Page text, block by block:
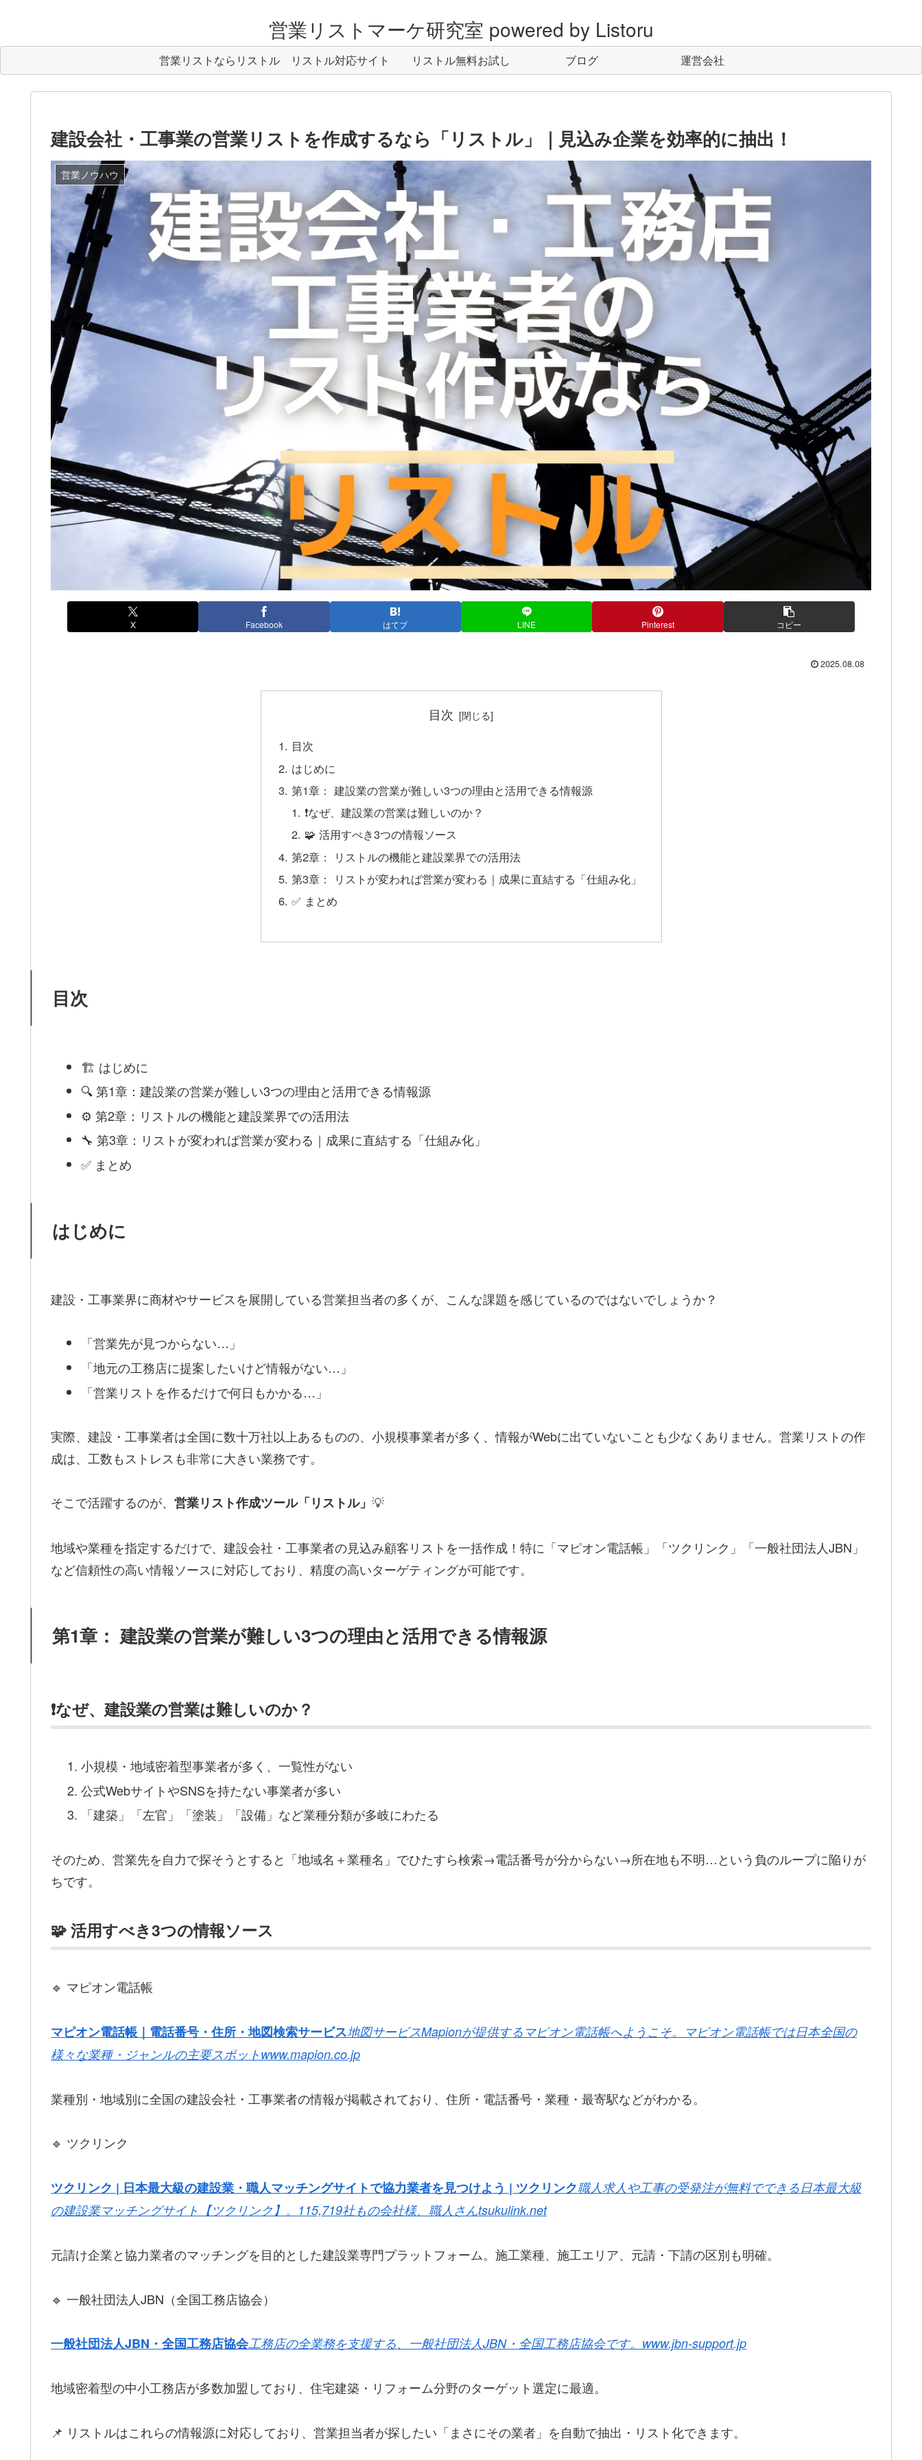
営業リストマーケ研究室 powered by Listoru
営業リストならリストル リストル対応サイト リストル無料お試し ブログ 運営会社
建設会社・工事業の営業リストを作成するなら「リストル」｜見込み企業を効率的に抽出！
営業ノウハウ
X Facebook はてブ LINE Pinterest コピー
2025.08.08
目次
目次
はじめに
第1章： 建設業の営業が難しい3つの理由と活用できる情報源
❗なぜ、建設業の営業は難しいのか？
🧩 活用すべき3つの情報ソース
第2章： リストルの機能と建設業界での活用法
第3章： リストが変われば営業が変わる｜成果に直結する「仕組み化」
✅ まとめ
目次
🏗 はじめに
🔍 第1章：建設業の営業が難しい3つの理由と活用できる情報源
⚙️ 第2章：リストルの機能と建設業界での活用法
🔧 第3章：リストが変われば営業が変わる｜成果に直結する「仕組み化」
✅ まとめ
はじめに
建設・工事業界に商材やサービスを展開している営業担当者の多くが、こんな課題を感じているのではないでしょうか？
「営業先が見つからない…」
「地元の工務店に提案したいけど情報がない…」
「営業リストを作るだけで何日もかかる…」
実際、建設・工事業者は全国に数十万社以上あるものの、小規模事業者が多く、情報がWebに出ていないことも少なくありません。営業リストの作
成は、工数もストレスも非常に大きい業務です。
そこで活躍するのが、 営業リスト作成ツール「リストル」 💡
地域や業種を指定するだけで、建設会社・工事業者の見込み顧客リストを一括作成！特に「マピオン電話帳」「ツクリンク」「一般社団法人JBN」
など信頼性の高い情報ソースに対応しており、精度の高いターゲティングが可能です。
第1章： 建設業の営業が難しい3つの理由と活用できる情報源
❗なぜ、建設業の営業は難しいのか？
小規模・地域密着型事業者が多く、一覧性がない
公式WebサイトやSNSを持たない事業者が多い
「建築」「左官」「塗装」「設備」など業種分類が多岐にわたる
そのため、営業先を自力で探そうとすると「地域名＋業種名」でひたすら検索→電話番号が分からない→所在地も不明…という負のループに陥りが
ちです。
🧩 活用すべき3つの情報ソース
🔹 マピオン電話帳
マピオン電話帳｜電話番号・住所・地図検索サービス地図サービスMapionが提供するマピオン電話帳へようこそ。マピオン電話帳では日本全国の
様々な業種・ジャンルの主要スポットwww.mapion.co.jp
業種別・地域別に全国の建設会社・工事業者の情報が掲載されており、住所・電話番号・業種・最寄駅などがわかる。
🔹 ツクリンク
ツクリンク | 日本最大級の建設業・職人マッチングサイトで協力業者を見つけよう | ツクリンク職人求人や工事の受発注が無料でできる日本最大級
の建設業マッチングサイト【ツクリンク】。115,719社もの会社様、職人さんtsukulink.net
元請け企業と協力業者のマッチングを目的とした建設業専門プラットフォーム。施工業種、施工エリア、元請・下請の区別も明確。
🔹 一般社団法人JBN（全国工務店協会）
一般社団法人JBN・全国工務店協会工務店の全業務を支援する、一般社団法人JBN・全国工務店協会です。 www.jbn-support.jp
地域密着型の中小工務店が多数加盟しており、住宅建築・リフォーム分野のターゲット選定に最適。
📌 リストルはこれらの情報源に対応しており、営業担当者が探したい「まさにその業者」を自動で抽出・リスト化できます。